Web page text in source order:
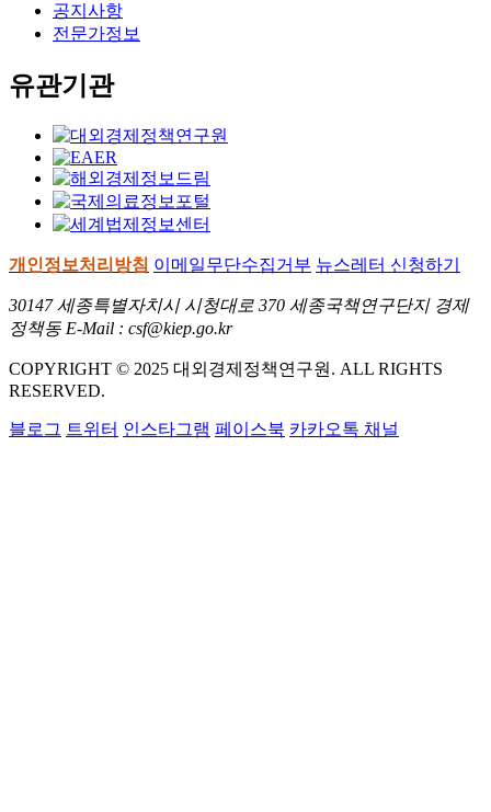
공지사항
전문가정보
유관기관
개인정보처리방침 이메일무단수집거부 뉴스레터 신청하기
30147 세종특별자치시 시청대로 370 세종국책연구단지 경제
정책동 E-Mail : csf@kiep.go.kr
COPYRIGHT © 2025 대외경제정책연구원. ALL RIGHTS
RESERVED.
블로그 트위터 인스타그램 페이스북 카카오톡 채널